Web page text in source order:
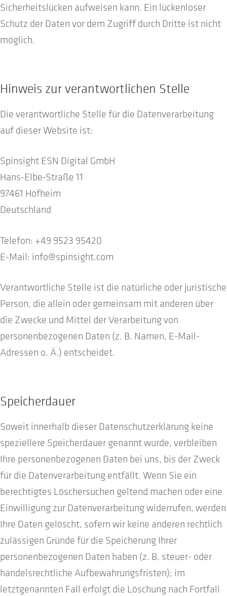
Sicherheitslücken aufweisen kann. Ein lückenloser
Schutz der Daten vor dem Zugriff durch Dritte ist nicht
möglich.
Hinweis zur verantwortlichen Stelle
Die verantwortliche Stelle für die Datenverarbeitung
auf dieser Website ist:
Spinsight ESN Digital GmbH
Hans-Elbe-Straße 11
97461 Hofheim
Deutschland
Telefon: +49 9523 95420
E-Mail: info@spinsight.com
Verantwortliche Stelle ist die natürliche oder juristische
Person, die allein oder gemeinsam mit anderen über
die Zwecke und Mittel der Verarbeitung von
personenbezogenen Daten (z. B. Namen, E-Mail-
Adressen o. Ä.) entscheidet.
Speicherdauer
Soweit innerhalb dieser Datenschutzerklärung keine
speziellere Speicherdauer genannt wurde, verbleiben
Ihre personenbezogenen Daten bei uns, bis der Zweck
für die Datenverarbeitung entfällt. Wenn Sie ein
berechtigtes Löschersuchen geltend machen oder eine
Einwilligung zur Datenverarbeitung widerrufen, werden
Ihre Daten gelöscht, sofern wir keine anderen rechtlich
zulässigen Gründe für die Speicherung Ihrer
personenbezogenen Daten haben (z. B. steuer- oder
handelsrechtliche Aufbewahrungsfristen); im
letztgenannten Fall erfolgt die Löschung nach Fortfall